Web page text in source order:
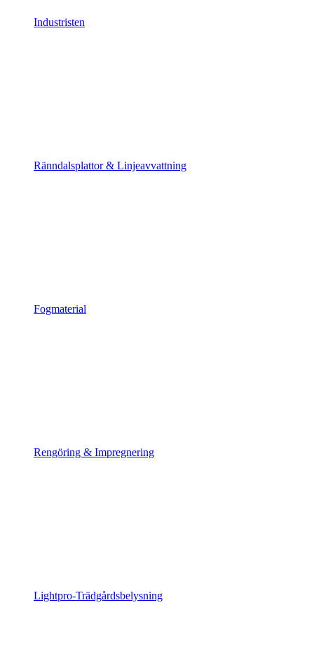
Industristen
Ränndalsplattor & Linjeavvattning
Fogmaterial
Rengöring & Impregnering
Lightpro-Trädgårdsbelysning